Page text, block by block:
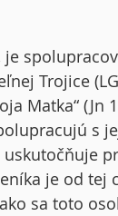
Trojice
Matka“ (Jn
s
je od
sa toto